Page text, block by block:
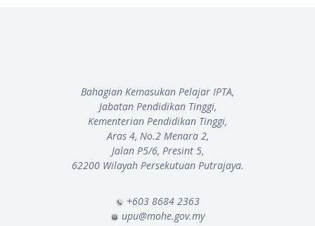
Bahagian Kemasukan Pelajar IPTA,
Jabatan Pendidikan Tinggi,
Kementerian Pendidikan Tinggi,
Aras 4, No.2 Menara 2,
Jalan P5/6, Presint 5,
62200 Wilayah Persekutuan Putrajaya.
+603 8684 2363
upu@mohe.gov.my